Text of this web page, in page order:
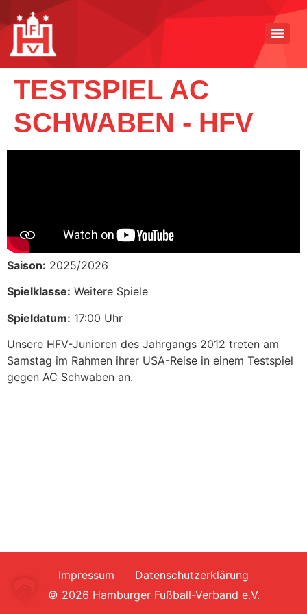
TESTSPIEL AC
SCHWABEN - HFV
Saison: 2025/2026
Spielklasse: Weitere Spiele
Spieldatum: 17:00 Uhr
Unsere HFV-Junioren des Jahrgangs 2012 treten am
Samstag im Rahmen ihrer USA-Reise in einem Testspiel
gegen AC Schwaben an.
Impressum
Datenschutzerklärung
© 2026 Hamburger Fußball-Verband e.V.